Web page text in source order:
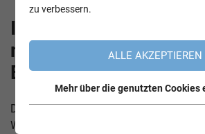
Inhouse Schulungen –
maßgeschneidert auf
Bedürfnisse Ihres
Die OVE Academy ermöglicht eine
Weiterbildung Ihrer Mitarbeiter:innen.
zu verbessern.
ALLE AKZEPTIEREN
Mehr über die genutzten Cookies